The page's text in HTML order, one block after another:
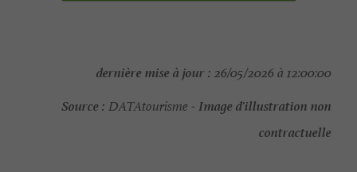
dernière mise à jour : 26/05/2026 à 12:00:00
Source : DATAtourisme -Image d'illustration non
contractuelle